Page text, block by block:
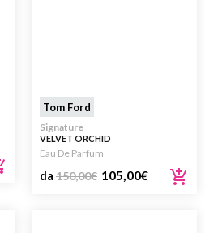
Tom Ford
Signature
VELVET ORCHID
Eau De Parfum
da 150,00€ 105,00€